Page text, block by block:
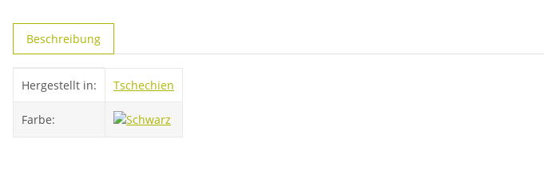
Beschreibung
Hergestellt in: Tschechien
Farbe: